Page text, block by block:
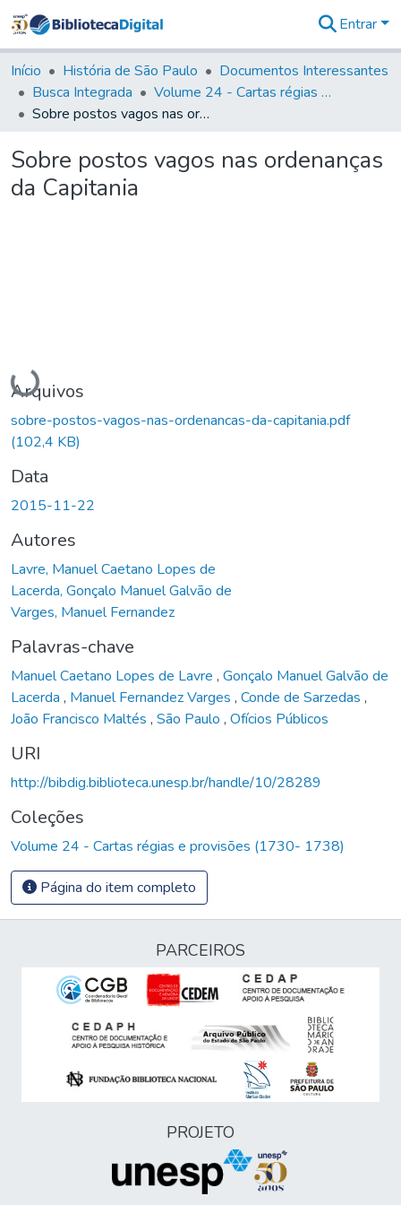
&
Coleções
Tudo na
Biblioteca
Estatísticas
Entrar
Início História de São Paulo
Documentos Interessantes
Busca Integrada
Volume 24 - Cartas régias e provisões (1730- 1738)
Sobre postos vagos nas ordenanças da Capitania
Sobre postos vagos nas ordenanças
da Capitania
Carregando...
Arquivos
sobre-postos-vagos-nas-ordenancas-da-capitania.pdf
(102,4 KB)
Data
2015-11-22
Autores
Lavre, Manuel Caetano Lopes de
Lacerda, Gonçalo Manuel Galvão de
Varges, Manuel Fernandez
Palavras-chave
Manuel Caetano Lopes de Lavre , Gonçalo Manuel Galvão de
Lacerda , Manuel Fernandez Varges , Conde de Sarzedas ,
João Francisco Maltés , São Paulo , Ofícios Públicos
URI
http://bibdig.biblioteca.unesp.br/handle/10/28289
Coleções
Volume 24 - Cartas régias e provisões (1730- 1738)
Página do item completo
PARCEIROS
PROJETO